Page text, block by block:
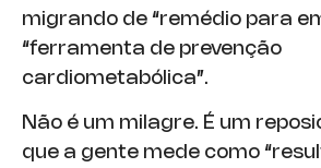
migrando de “remédio para
“ferramenta de prevenção
cardiometabólica”.
Não é um milagre. É um
que a gente mede como